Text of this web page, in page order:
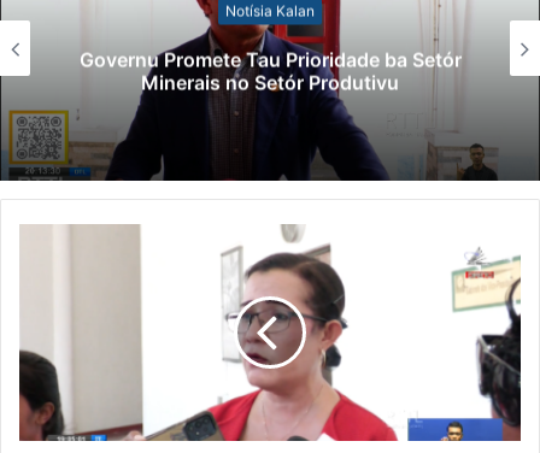
Notísia Kalan
Governu Promete Tau Prioridade ba Setór
Minerais no Setór Produtivu